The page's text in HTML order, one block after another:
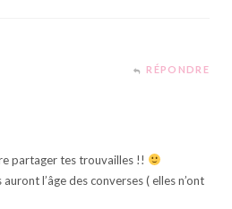
RÉPONDRE
partager tes trouvailles !!
l’âge des converses ( elles n’ont